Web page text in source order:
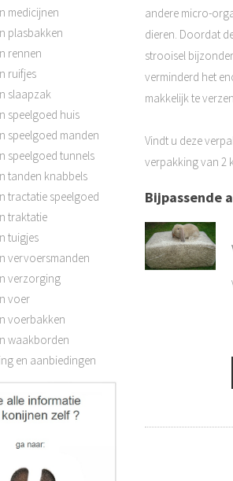
medicijnen
plasbakken
rennen
ruifjes
slaapzak
speelgoed huis
speelgoed manden
speelgoed tunnels
tanden knabbels
tractatie speelgoed
traktatie
tuigjes
vervoersmanden
verzorging
voer
voerbakken
waakborden
en aanbiedingen
andere micro-
dieren. Doordat
strooisel
verminderd het
makkelijk te
Vindt u deze
verpakking van 2
Bijpassende